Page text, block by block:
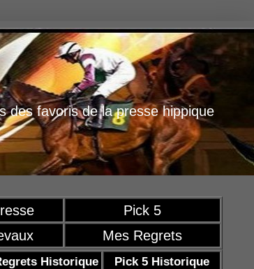
des favoris de la presse hippique
Pick 5
Mes Regrets
Historique
Pick 5 Historique